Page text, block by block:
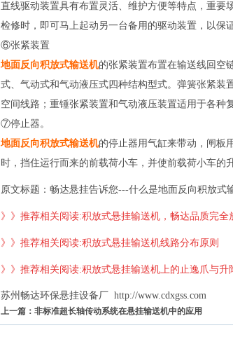
直线驱动装置具有布置灵活、维护方便等特点，重
检修时，即可马上起动另一台备用的驱动装置，以保
⑥张紧装置
地面反向积放式输送机的张紧装置布置在输送线回空
式、气动式和气动液压式四种结构型式。弹簧张紧装
空间线路；重锤张紧装置和气动液压装置适用于各种
⑦停止器。
地面反向积放式输送机的停止器用气缸来带动，闸板
时，挡住运行而来的前载荷小车，并使前载荷小车的
原文标题：畅达悬挂告诉您---什么是地面反向积放式
》》推荐相关阅读:积放式悬挂输送机，畅达品质完全
》》推荐相关阅读:积放式悬挂输送机线路分布原则
》》推荐相关阅读:积放式悬挂输送机上的止逸爪与升
苏州畅达环保悬挂设备厂 http://www.cdxgss.com
上一篇：非标准超长轴传动系统在悬挂输送机中的应用